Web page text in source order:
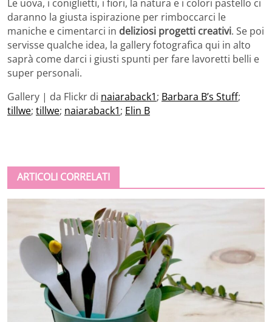
Le uova, i coniglietti, i fiori, la natura e i colori pastello ci
daranno la giusta ispirazione per rimboccarci le
maniche e cimentarci in deliziosi progetti creativi. Se poi
servisse qualche idea, la gallery fotografica qui in alto
saprà come darci i giusti spunti per fare lavoretti belli e
super personali.
Gallery | da Flickr di naiaraback1; Barbara B’s Stuff;
tillwe; tillwe; naiaraback1; Elin B
ARTICOLI CORRELATI